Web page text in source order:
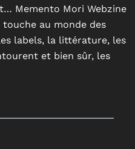
Memento Mori Webzine
au monde des
labels, la littérature, les
et bien sûr, les